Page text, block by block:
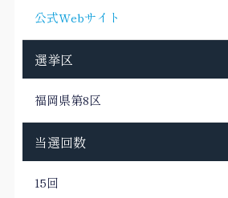
公式Webサイト
選挙区
福岡県第8区
当選回数
15回